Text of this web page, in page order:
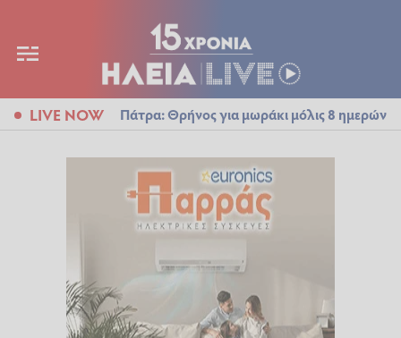
LIVE NOW Πάτρα: Θρήνος για μωράκι μόλις 8 ημερών